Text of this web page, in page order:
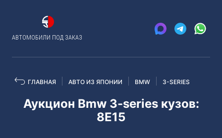
АВТОМОБИЛИ ПОД ЗАКАЗ
ГЛАВНАЯ АВТО ИЗ ЯПОНИИ BMW 3-SERIES
Аукцион Bmw 3-series кузов:
8E15